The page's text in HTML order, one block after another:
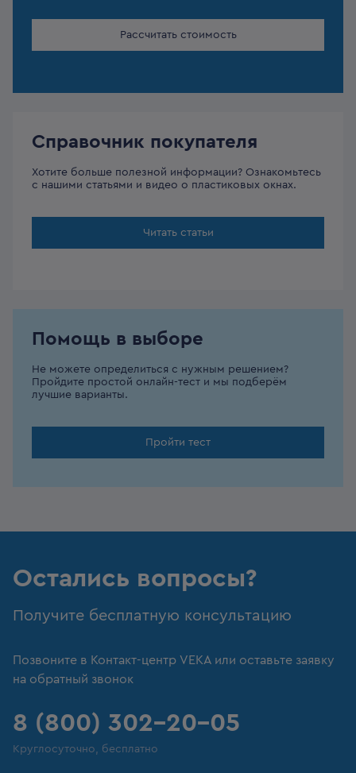
Рассчитать стоимость
Справочник покупателя
Хотите больше полезной информации? Ознакомьтесь
с нашими статьями и видео о пластиковых окнах.
Читать статьи
Помощь в выборе
Не можете определиться с нужным решением?
Пройдите простой онлайн-тест и мы подберём
лучшие варианты.
Пройти тест
Остались вопросы?
Получите бесплатную консультацию
Позвоните в Контакт-центр VEKA или оставьте заявку
на обратный звонок
8 (800) 302-20-05
Круглосуточно, бесплатно